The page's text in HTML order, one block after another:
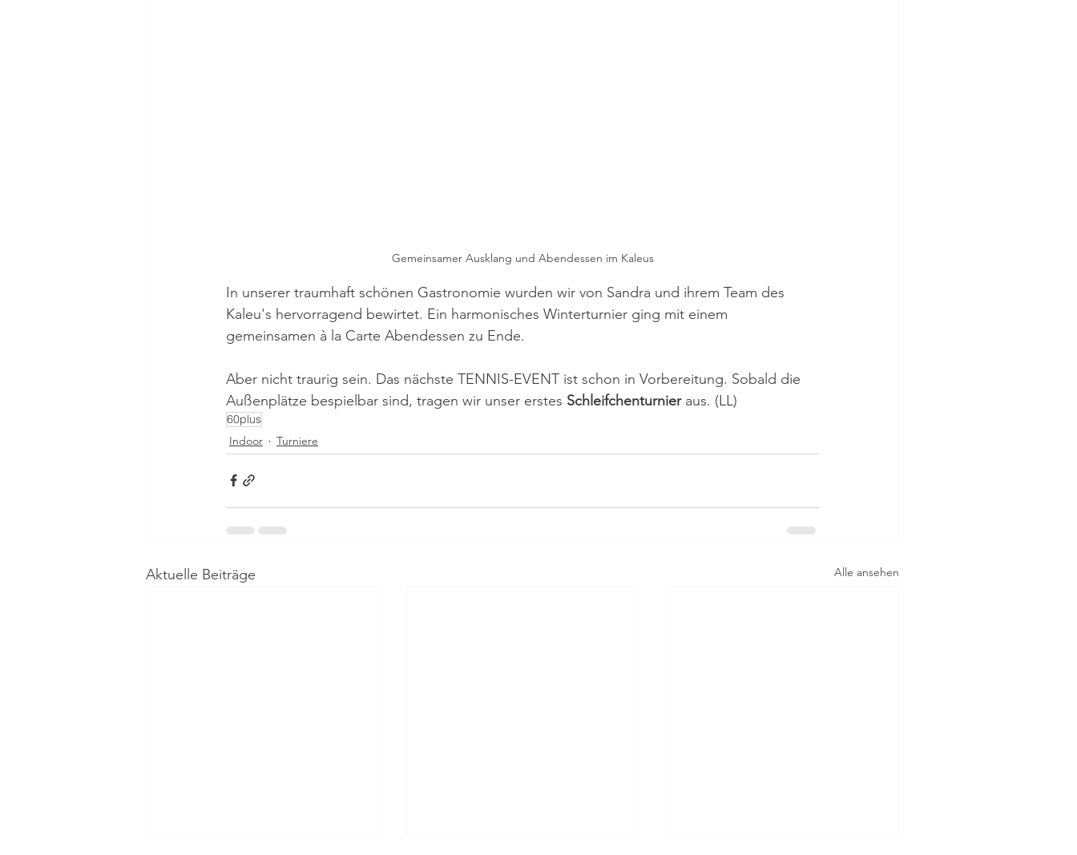
Gemeinsamer Ausklang und Abendessen im Kaleus
In unserer traumhaft schönen Gastronomie wurden wir von Sandra und ihrem Team des
Kaleu's hervorragend bewirtet. Ein harmonisches Winterturnier ging mit einem
gemeinsamen à la Carte Abendessen zu Ende.
Aber nicht traurig sein. Das nächste TENNIS-EVENT ist schon in Vorbereitung. Sobald die
Außenplätze bespielbar sind, tragen wir unser erstes Schleifchenturnier aus. (LL)
60plus
Indoor
Turniere
Aktuelle Beiträge Alle ansehen